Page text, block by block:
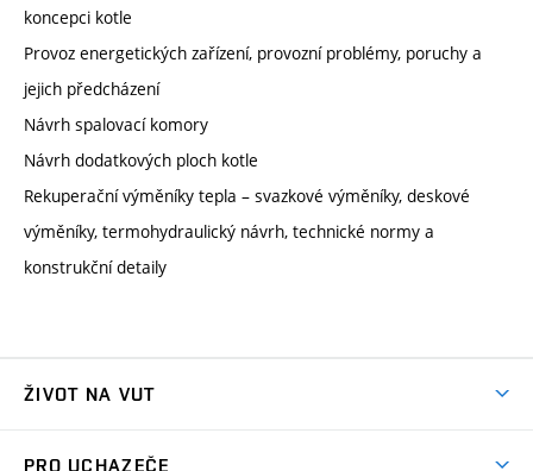
koncepci kotle
Provoz energetických zařízení, provozní problémy, poruchy a
jejich předcházení
Návrh spalovací komory
Návrh dodatkových ploch kotle
Rekuperační výměníky tepla – svazkové výměníky, deskové
výměníky, termohydraulický návrh, technické normy a
konstrukční detaily
ŽIVOT NA VUT
PRO UCHAZEČE